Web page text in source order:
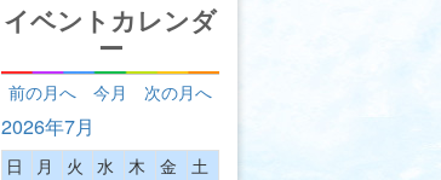
イベントカレンダ
ー
前の月へ 今月 次の月へ
2026年7月
日 月 火 水 木 金
土